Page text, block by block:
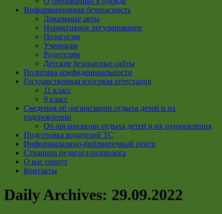
Информационная безопасность
Локальные акты
Нормативное регулирование
Педагогам
Ученикам
Родителям
Детские безопасные сайты
Политика конфиденциальности
Государственная итоговая аттестация
11 класс
9 класс
Сведения об организации отдыха детей и их
оздоровлении
Об организации отдыха детей и их оздоровления
Подготовка водителей ТС
Информационно-библиотечный центр
Страница педагога-психолога
О нас пишут
Контакты
Daily Archives: 29.09.2022